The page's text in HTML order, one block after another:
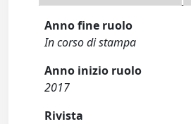
Anno fine ruolo
In corso di stampa
Anno inizio ruolo
2017
Rivista